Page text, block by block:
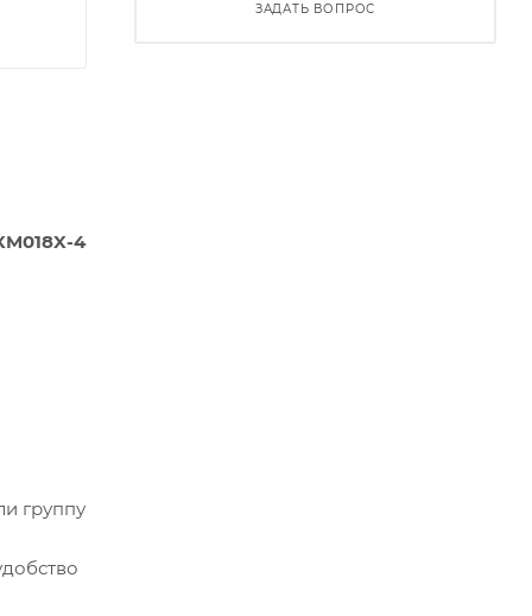
4
группу
ЗАДАТЬ ВОПРОС